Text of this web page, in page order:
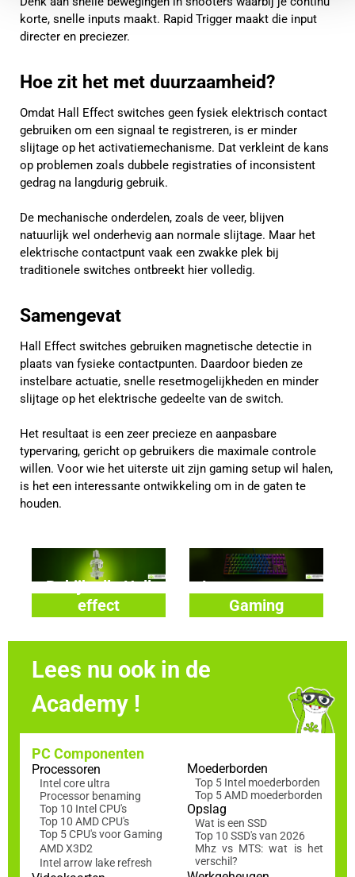
korte, snelle inputs maakt. Rapid Trigger maakt die input
directer en preciezer.
Hoe zit het met duurzaamheid?
Omdat Hall Effect switches geen fysiek elektrisch contact
gebruiken om een signaal te registreren, is er minder
slijtage op het activatiemechanisme. Dat verkleint de kans
op problemen zoals dubbele registraties of inconsistent
gedrag na langdurig gebruik.
De mechanische onderdelen, zoals de veer, blijven
natuurlijk wel onderhevig aan normale slijtage. Maar het
elektrische contactpunt vaak een zwakke plek bij
traditionele switches ontbreekt hier volledig.
Samengevat
Hall Effect switches gebruiken magnetische detectie in
plaats van fysieke contactpunten. Daardoor bieden ze
instelbare actuatie, snelle resetmogelijkheden en minder
slijtage op het elektrische gedeelte van de switch.
Het resultaat is een zeer precieze en aanpasbare
typervaring, gericht op gebruikers die maximale controle
willen. Voor wie het uiterste uit zijn gaming setup wil halen,
is het een interessante ontwikkeling om in de gaten te
houden.
Bekijk alle Hall
effect
Lees meer over
Gaming
Lees nu ook in de
Academy !
PC Componenten
Processoren
Intel core ultra
Processor benaming
Top 10 Intel CPU's
Top 10 AMD CPU's
Top 5 CPU's voor Gaming
AMD X3D2
Intel arrow lake refresh
Moederborden
Top 5 Intel moederborden
Top 5 AMD moederborden
Opslag
Wat is een SSD
Top 10 SSD's van 2026
Mhz vs MTS: wat is het
verschil?